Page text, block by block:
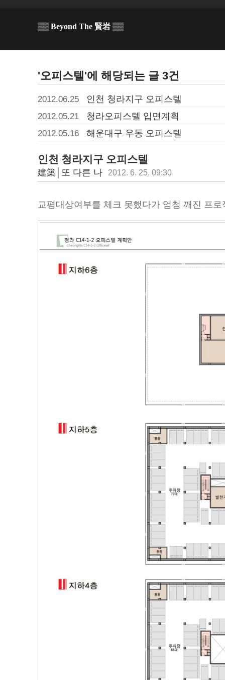
▒▒ Beyond The 賢岩 ▒▒
'오피스텔'에 해당되는 글 3건
2012.06.25 인천 청라지구 오피스텔
2012.05.21 청라오피스텔 입면계획
2012.05.16 해운대구 우동 오피스텔
인천 청라지구 오피스텔
建築│또 다른 나 2012. 6. 25. 09:30
교평대상여부를 체크 못했다가 엄청 깨진 프로